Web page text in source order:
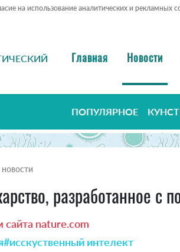
на использование аналитических и рекламных
Главная Новости
ПОПУЛЯРНОЕ
разработанное с
nature.com
#исскуственный интелект